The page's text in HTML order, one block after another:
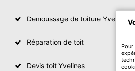
Demoussage de toiture Yvelines
Réparation de toit
Devis toit Yvelines